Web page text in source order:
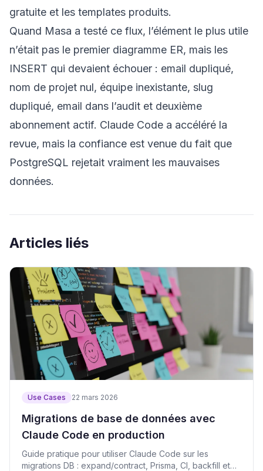
gratuite et les templates produits.
Quand Masa a testé ce flux, l’élément le plus utile
n’était pas le premier diagramme ER, mais les
INSERT qui devaient échouer : email dupliqué,
nom de projet nul, équipe inexistante, slug
dupliqué, email dans l’audit et deuxième
abonnement actif. Claude Code a accéléré la
revue, mais la confiance est venue du fait que
PostgreSQL rejetait vraiment les mauvaises
données.
Articles liés
Use Cases 22 mars 2026
Migrations de base de données avec
Claude Code en production
Guide pratique pour utiliser Claude Code sur les
migrations DB : expand/contract, Prisma, CI, backfill et